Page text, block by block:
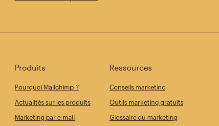
Produits
Pourquoi Mailchimp ?
Actualités sur les produits
Marketing par e-mail
Ressources
Conseils marketing
Outils marketing gratuits
Glossaire du marketing